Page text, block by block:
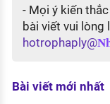
- Mọi ý kiến
bài viết vui lòng
hotrophaply@
Bài viết mới nhất